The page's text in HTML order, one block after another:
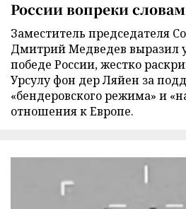
России вопреки
Заместитель председателя
Дмитрий Медведев выразил
победе России, жестко
Урсулу фон дер Ляйен за
«бендеровского режима» и
отношения к Европе.